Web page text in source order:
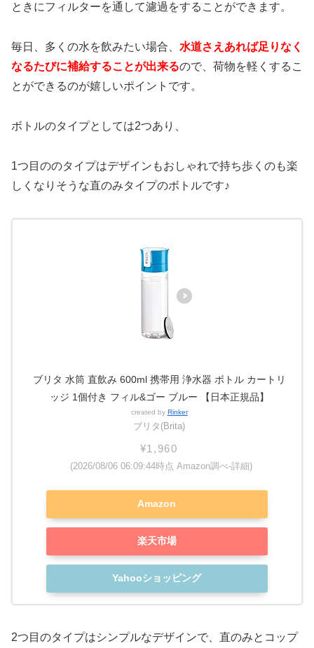
ときにフィルターを通して濾過をすることができます。
毎日、多くの水を飲みたい場合、 水道さえあれば足りなく
なるたびに補給することが出来るので、荷物を軽くするこ
とができるのが嬉しいポイントです。
ボトルのタイプとしては2つあり、
1つ目ののタイプはデザインもおしゃれで持ち歩くのも楽
しくなりそうな直のみタイプのボトルです♪
ブリタ 水筒 直飲み 600ml 携帯用 浄水器 ボトル カートリ
ッジ 1個付き フィル&ゴー ブルー 【日本正規品】
created by Rinker
ブリタ(Brita)
¥1,960
(2026/08/06 06:09:44時点 Amazon調べ-詳細)
Amazon
楽天市場
Yahooショッピング
2つ目のタイプはシンプルなデザインで、直のみとコップ